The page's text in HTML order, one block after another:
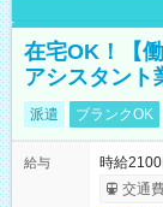
在宅OK！【
アシスタント
派遣 ブランクOK
給与
時給
交通